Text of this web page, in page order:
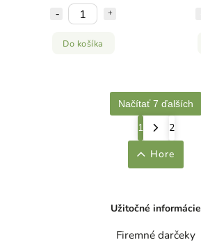
Do košíka
Načítať 7 ďalších
1
2
Hore
Užitočné informácie
Firemné darčeky